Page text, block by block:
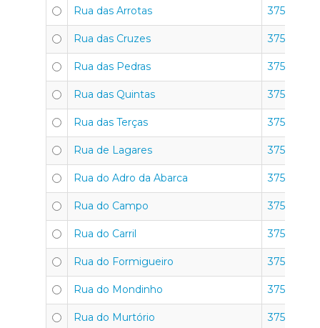
Rua das Arrotas 3750-351
Rua das Cruzes 3750-351
Rua das Pedras 3750-351
Rua das Quintas 3750-351
Rua das Terças 3750-351
Rua de Lagares 3750-351
Rua do Adro da Abarca 3750-351
Rua do Campo 3750-351
Rua do Carril 3750-351
Rua do Formigueiro 3750-351
Rua do Mondinho 3750-351
Rua do Murtório 3750-351